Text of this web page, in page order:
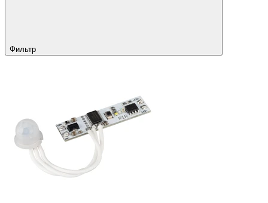
Фильтр